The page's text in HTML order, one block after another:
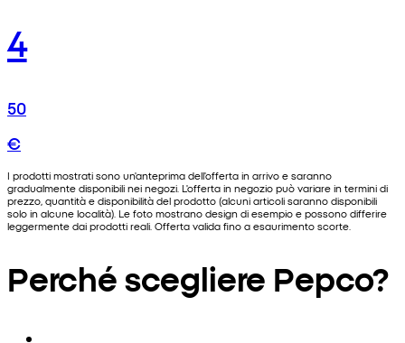
4
50
€
I prodotti mostrati sono un'anteprima dell'offerta in arrivo e saranno
gradualmente disponibili nei negozi. L'offerta in negozio può variare in termini di
prezzo, quantità e disponibilità del prodotto (alcuni articoli saranno disponibili
solo in alcune località). Le foto mostrano design di esempio e possono differire
leggermente dai prodotti reali. Offerta valida fino a esaurimento scorte.
Perché scegliere Pepco?